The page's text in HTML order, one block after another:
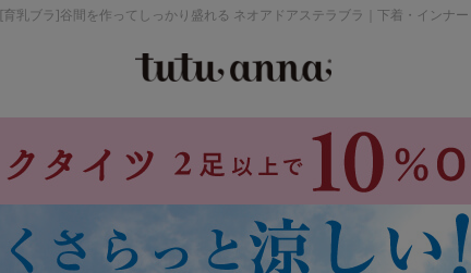
[育乳ブラ]谷間を作ってしっかり盛れる ネオアドアステラブラ｜下着・インナー
パジャマ
ストッキング
価格帯から探す
～999円
2,000～2,999円